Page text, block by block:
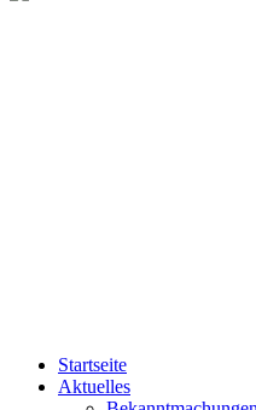
Startseite
Aktuelles